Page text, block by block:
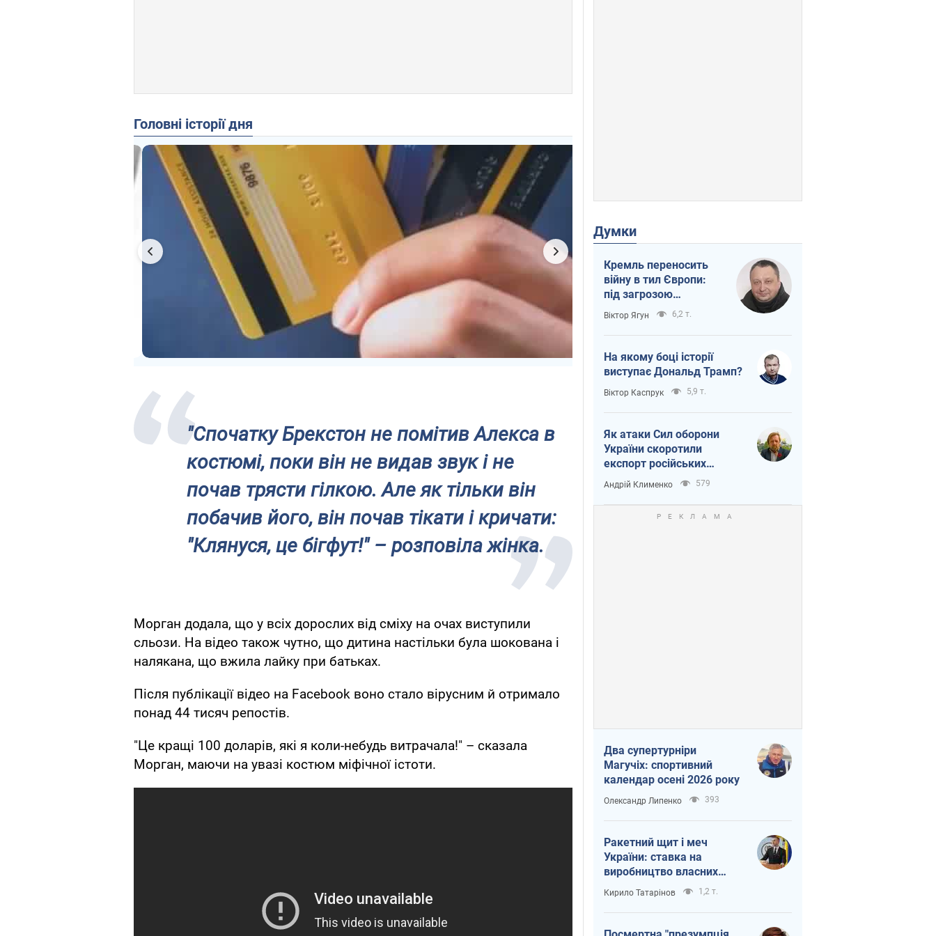
Головні історії дня
"Спочатку Брекстон не помітив Алекса в
костюмі, поки він не видав звук і не
почав трясти гілкою. Але як тільки він
побачив його, він почав тікати і кричати:
"Клянуся, це бігфут!" – розповіла жінка.
Морган додала, що у всіх дорослих від сміху на очах виступили
сльози. На відео також чутно, що дитина настільки була шокована і
налякана, що вжила лайку при батьках.
Після публікації відео на Facebook воно стало вірусним й отримало
понад 44 тисяч репостів.
"Це кращі 100 доларів, які я коли-небудь витрачала!" – сказала
Морган, маючи на увазі костюм міфічної істоти.
Думки
Кремль переносить
війну в тил Європи:
під загрозою
критична логістика
Віктор Ягун 6,2 т.
На якому боці історії
виступає Дональд Трамп?
Віктор Каспрук 5,9 т.
Як атаки Сил оборони
України скоротили
експорт російських
нафтопродуктів
Андрій Клименко 579
Два супертурніри
Магучіх: спортивний
календар осені 2026 року
Олександр Липенко 393
Ракетний щит і меч
України: ставка на
виробництво власних
ракет
Кирило Татарінов 1,2 т.